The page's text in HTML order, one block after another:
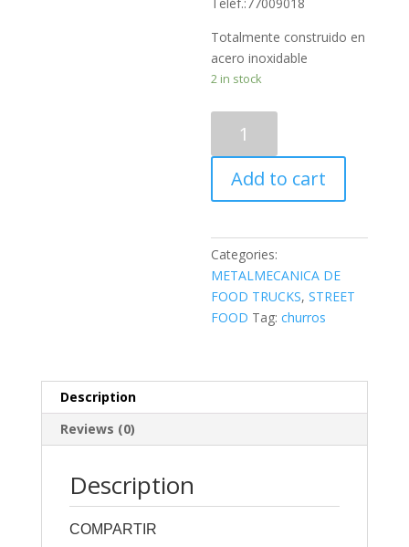
Teléf.:77009018
Totalmente construido en
acero inoxidable
2 in stock
CHURROS
CON
3
-
100%
ACERO
INOXIDABLE
Add to cart
Categories:
METALMECANICA DE
FOOD TRUCKS,STREET
FOOD Tag:churros
Description
Reviews (0)
Description
COMPARTIR